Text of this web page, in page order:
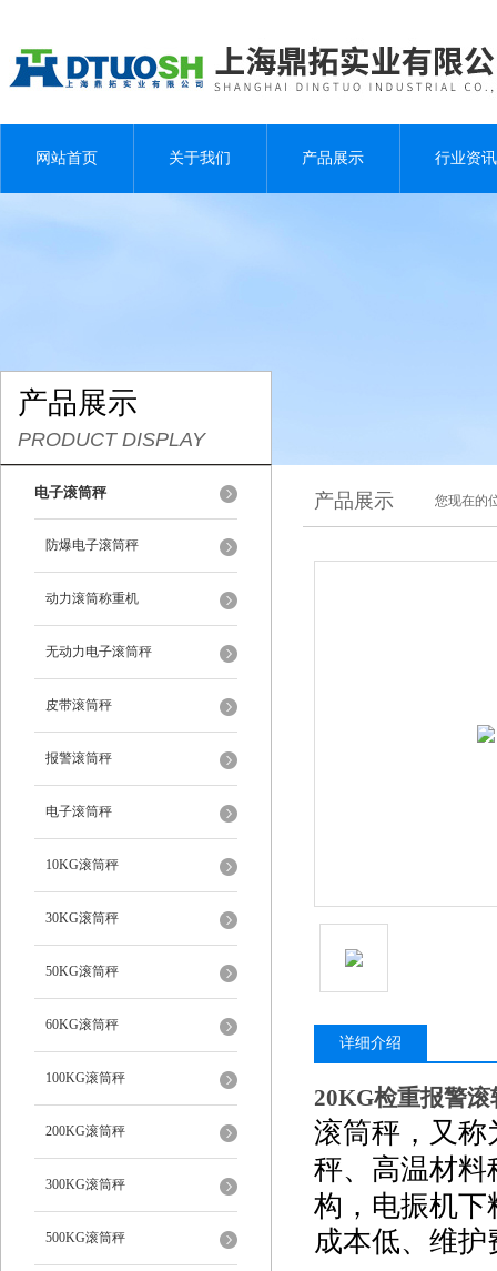
网站首页 关于我们 产品展示 行业资讯
产品展示
PRODUCT DISPLAY
电子滚筒秤
防爆电子滚筒秤
动力滚筒称重机
无动力电子滚筒秤
皮带滚筒秤
报警滚筒秤
电子滚筒秤
10KG滚筒秤
30KG滚筒秤
50KG滚筒秤
60KG滚筒秤
100KG滚筒秤
200KG滚筒秤
300KG滚筒秤
500KG滚筒秤
产品展示 您现在的
详细介绍
20KG检重报警
滚筒秤，又称
秤、高温材料
构，电振机下
成本低、维